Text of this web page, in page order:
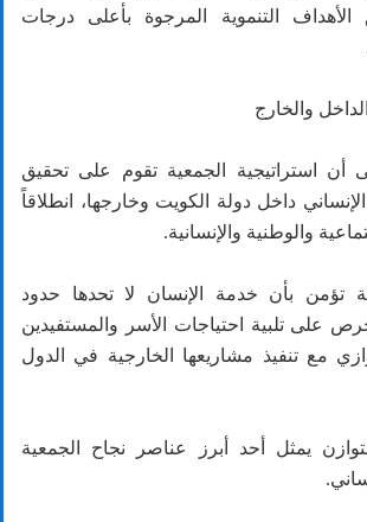
الأهداف التنموية المرجوة بأعلى درجات
والخارج
استراتيجية الجمعية تقوم على تحقيق
داخل دولة الكويت وخارجها، انطلاقاً
والوطنية والإنسانية.
تؤمن بأن خدمة الإنسان لا تحدها حدود
على تلبية احتياجات الأسر والمستفيدين
مع تنفيذ مشاريعها الخارجية في الدول
يمثل أحد أبرز عناصر نجاح الجمعية